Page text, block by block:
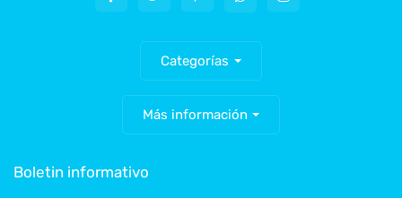
Categorías
Más información
Boletin informativo